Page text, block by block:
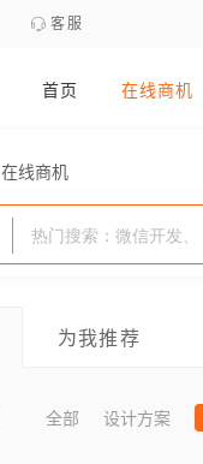
客服
首页 在线商机
在线商机
为我推荐
全部 设计方案